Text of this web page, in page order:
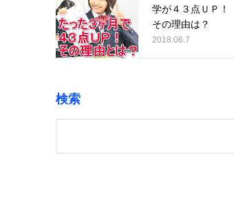
学が４３点ＵＰ！
その理由は？
2018.06.7
検索